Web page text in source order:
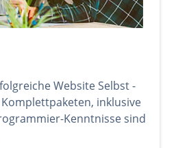
Website Selbst -
inklusive
Kenntnisse sind